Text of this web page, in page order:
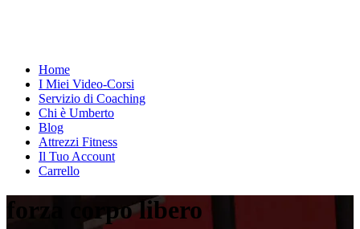
Home
I Miei Video-Corsi
Servizio di Coaching
Chi è Umberto
Blog
Attrezzi Fitness
Il Tuo Account
Carrello
forza corpo libero